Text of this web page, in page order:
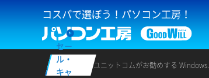
コスパで選ぼう！パソコン工房！
セー
ル・
キャ
ユニットコムがお勧めする Windows.